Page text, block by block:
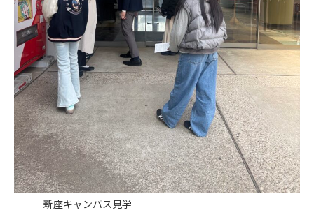
新座キャンパス見学